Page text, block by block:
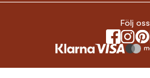
Följ oss